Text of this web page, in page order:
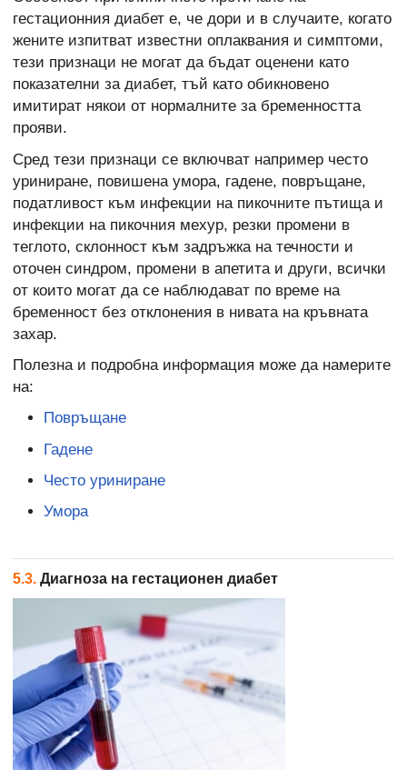
гестационния диабет е, че дори и в случаите, когато
жените изпитват известни оплаквания и симптоми,
тези признаци не могат да бъдат оценени като
показателни за диабет, тъй като обикновено
имитират някои от нормалните за бременността
прояви.
Сред тези признаци се включват например често
уриниране, повишена умора, гадене, повръщане,
податливост към инфекции на пикочните пътища и
инфекции на пикочния мехур, резки промени в
теглото, склонност към задръжка на течности и
оточен синдром, промени в апетита и други, всички
от които могат да се наблюдават по време на
бременност без отклонения в нивата на кръвната
захар.
Полезна и подробна информация може да намерите
на:
Повръщане
Гадене
Често уриниране
Умора
5.3. Диагноза на гестационен диабет